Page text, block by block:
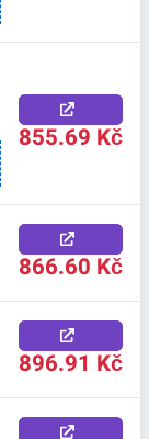
855.69 Kč
866.60 Kč
896.91 Kč